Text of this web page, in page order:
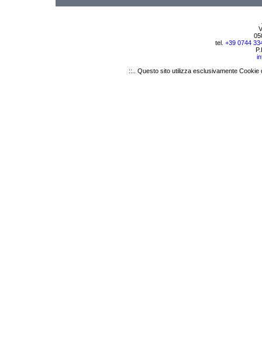
tel. +39 0744
::.. Questo sito utilizza esclusivamente